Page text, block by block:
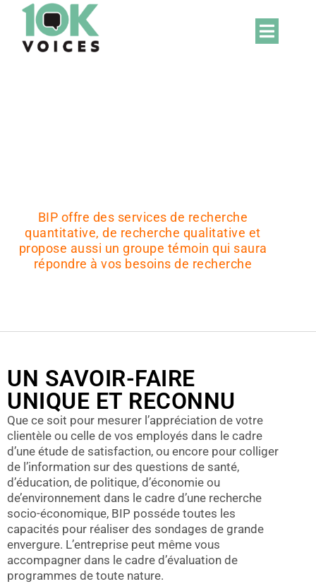
BIP offre des services de recherche
quantitative, de recherche qualitative et
propose aussi un groupe témoin qui saura
répondre à vos besoins de recherche
UN SAVOIR-FAIRE
UNIQUE ET RECONNU
Que ce soit pour mesurer l’appréciation de votre
clientèle ou celle de vos employés dans le cadre
d’une étude de satisfaction, ou encore pour colliger
de l’information sur des questions de santé,
d’éducation, de politique, d’économie ou
de’environnement dans le cadre d’une recherche
socio-économique, BIP posséde toutes les
capacités pour réaliser des sondages de grande
envergure. L’entreprise peut même vous
accompagner dans le cadre d’évaluation de
programmes de toute nature.